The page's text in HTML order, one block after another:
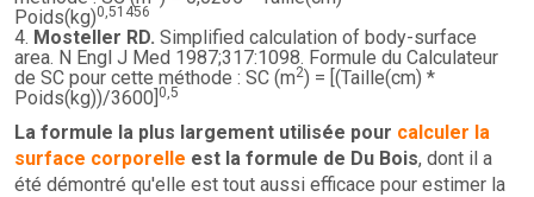
Poids(kg)0,51456
Mosteller RD. Simplified calculation of body-surface
area. N Engl J Med 1987;317:1098. Formule du Calculateur
de SC pour cette méthode : SC (m2) = [(Taille(cm) *
Poids(kg))/3600] 0,5
La formule la plus largement utilisée pour calculer la
surface corporelle est la formule de Du Bois, dont il a
été démontré qu'elle est tout aussi efficace pour estimer la